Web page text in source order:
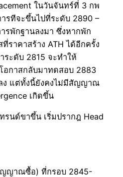
ในวันจันทร์ที่ 3 กพ
รทีจะขึ้นไปที่ระดับ 2890 –
รพักฐานลงมา ซึ่งหากพัก
ราคาสร้าง ATH ได้อีกครั้ง
ระดับ 2815 จะทำให้
อกาสกลับมาทดสอบ 2883
ง แต่ทั้งนี้ยังคงไม่มีสัญญาณ
เกิดขึ้น
ทรนด์ขาขึ้น เริ่มปรากฎ Head
ญญาณซื้อ) ที่กรอบ 2845-